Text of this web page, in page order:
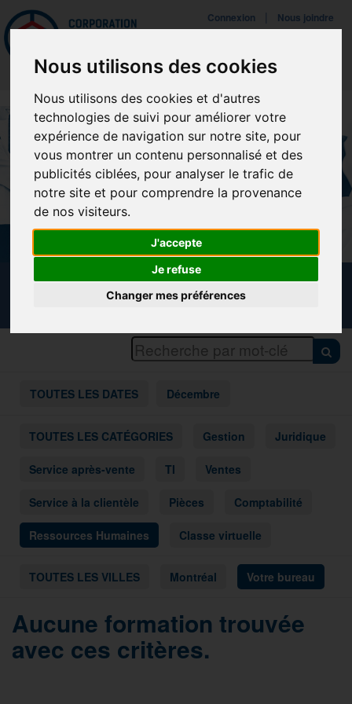
Nous utilisons des cookies
Nous utilisons des cookies et d'autres
technologies de suivi pour améliorer votre
expérience de navigation sur notre site, pour
vous montrer un contenu personnalisé et des
publicités ciblées, pour analyser le trafic de
notre site et pour comprendre la provenance
de nos visiteurs.
J'accepte
Je refuse
Changer mes préférences
Mettreà jour vos préférences de témoins
Connexion Nous joindre
CALENDRIER DES FORMATIONS
TOUTES LES DATES Décembre
TOUTES LES CATÉGORIES Gestion Juridique
Service après-vente TI Ventes
Service à la clientèle Pièces Comptabilité
Ressources Humaines Classe virtuelle
TOUTES LES VILLES Montréal Votre bureau
Aucune formation trouvée
avec ces critères.